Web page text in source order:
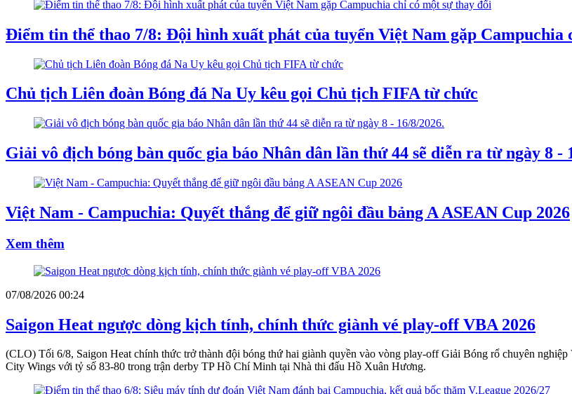
Điểm tin thể thao 7/8: Đội hình xuất phát của tuyển Việt Nam gặp Campuchia
Chủ tịch Liên đoàn Bóng đá Na Uy kêu gọi Chủ tịch FIFA từ chức
Giải vô địch bóng bàn quốc gia báo Nhân dân lần thứ 44 sẽ diễn ra từ ngày 8 -
Việt Nam - Campuchia: Quyết thắng để giữ ngôi đầu bảng A ASEAN Cup 2026
Xem thêm
07/08/2026 00:24
Saigon Heat ngược dòng kịch tính, chính thức giành vé play-off VBA 2026
(CLO) Tối 6/8, Saigon Heat chính thức trở thành đội bóng thứ hai giành quyền vào vòng play-off Giải Bóng rổ chuyên
City Wings với tỷ số 83-80 trong trận derby TP Hồ Chí Minh tại Nhà thi đấu Hồ Xuân Hương.